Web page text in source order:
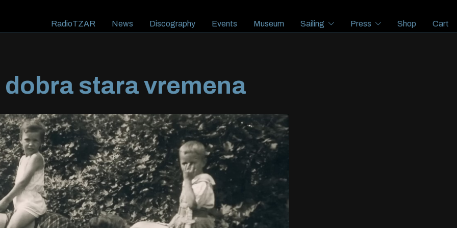
RadioTZAR News Discography Events Museum Sailing Press Shop Cart
dobra stara vremena